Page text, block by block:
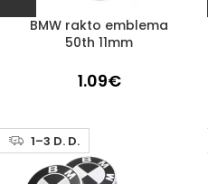
BMW rakto emblema
50th 11mm
1.09€
1–3 D. D.